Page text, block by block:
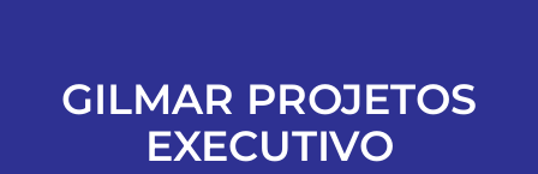
EDIÇÕES EM PDF
GILMAR PROJETOS
EXECUTIVO